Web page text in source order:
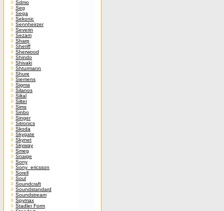
Sdmo
Seg
Sega
Sekonic
Sennheirzer
Severin
Sezam
Sharp
Sheriff
Sherwood
Shindo
Shivaki
Shturmann
Shure
Siemens
Sigma
Silanos
Siltal
Silter
Sims
Sinbo
Singer
Sitronics
Skoda
Skygate
Skynet
Skyway
Smeg
Snaige
Sony
Sony_ericsson
Sorell
Soul
Soundcraft
Soundstandard
Soundstream
Spymax
Stadler Form